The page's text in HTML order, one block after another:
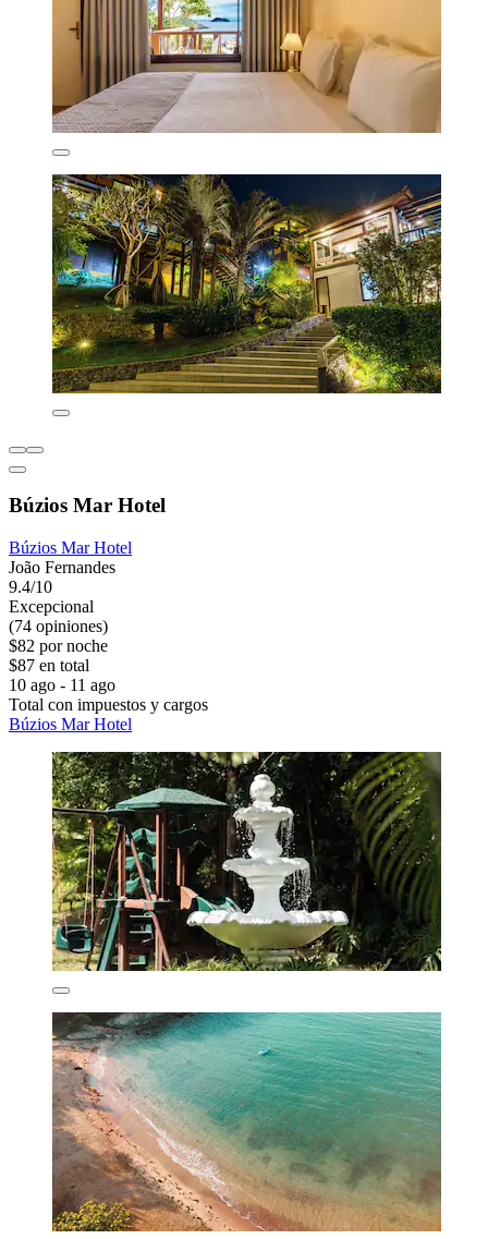
Búzios Mar Hotel
Búzios Mar Hotel
João Fernandes
9.4/10
Excepcional
(74 opiniones)
$82 por noche
$87 en total
10 ago - 11 ago
Total con impuestos y cargos
Búzios Mar Hotel